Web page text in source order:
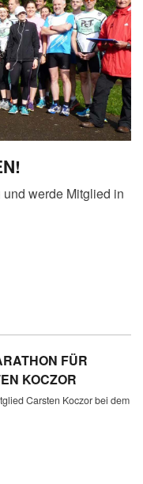
werde Mitglied in
FÜR
KOCZOR
Carsten Koczor bei dem